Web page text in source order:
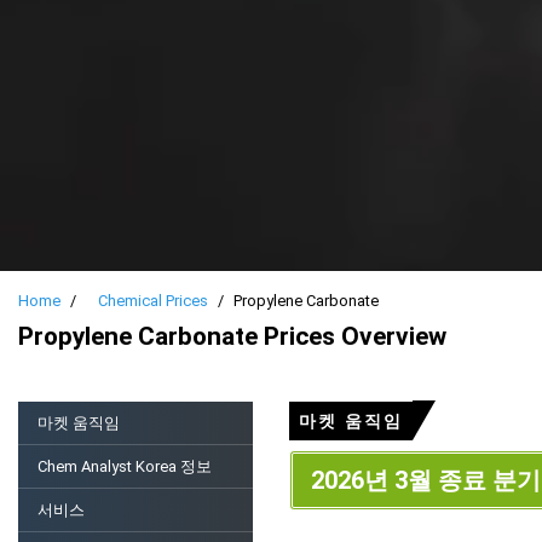
Home Chemical Prices Propylene Carbonate
Propylene Carbonate Prices Overview
마켓 움직임
Chem Analyst Korea 정보
서비스
마켓 움직임
2026년 3월 종료 분